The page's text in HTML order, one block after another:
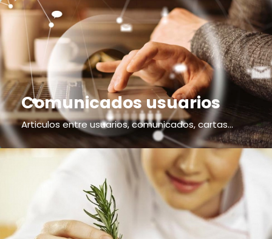
Comunicados usuarios
Articulos entre usuarios, comunicados, cartas...